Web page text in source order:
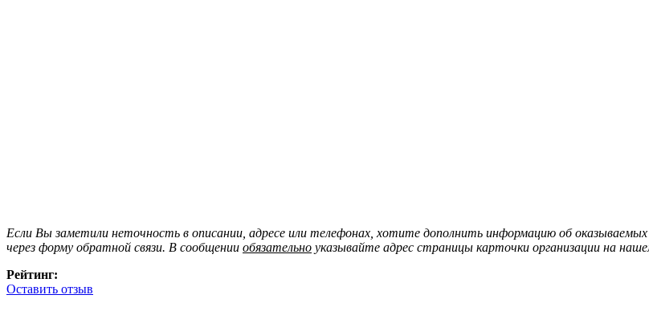
Если Вы заметили неточность в описании, адресе или телефонах, хотите дополнить информацию об
через форму обратной связи. В сообщении обязательно указывайте адрес страницы карточки организации на
Рейтинг:
Оставить отзыв